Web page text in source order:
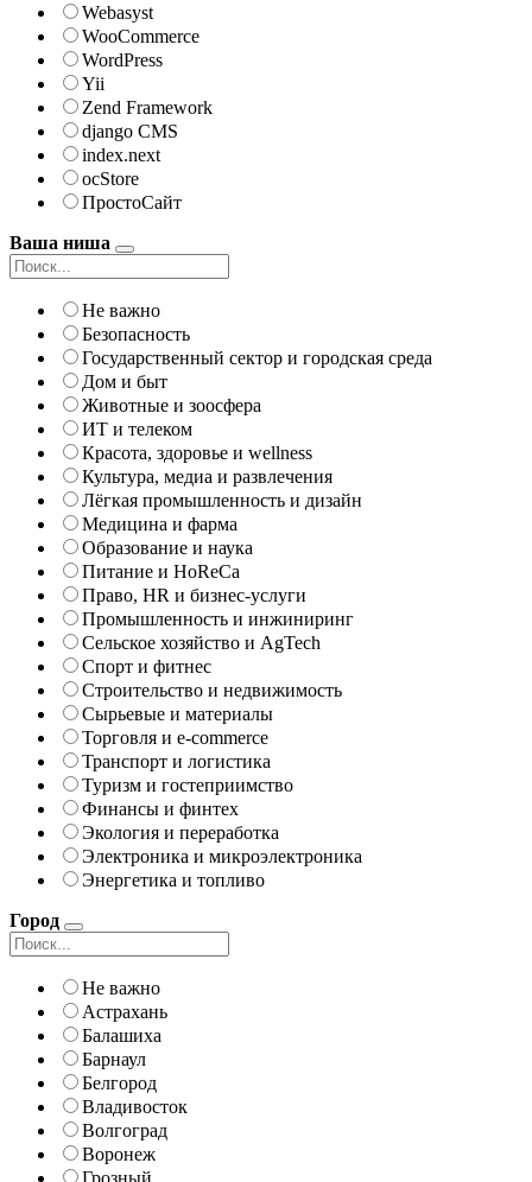
Webasyst
WooCommerce
WordPress
Yii
Zend Framework
django CMS
index.next
ocStore
ПростоСайт
Ваша ниша
Не важно
Безопасность
Государственный сектор и городская среда
Дом и быт
Животные и зоосфера
ИТ и телеком
Красота, здоровье и wellness
Культура, медиа и развлечения
Лёгкая промышленность и дизайн
Медицина и фарма
Образование и наука
Питание и HoReCa
Право, HR и бизнес-услуги
Промышленность и инжиниринг
Сельское хозяйство и AgTech
Спорт и фитнес
Строительство и недвижимость
Сырьевые и материалы
Торговля и e-commerce
Транспорт и логистика
Туризм и гостеприимство
Финансы и финтех
Экология и переработка
Электроника и микроэлектроника
Энергетика и топливо
Город
Не важно
Астрахань
Балашиха
Барнаул
Белгород
Владивосток
Волгоград
Воронеж
Грозный